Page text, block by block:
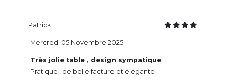
Patrick
Très jolie table , design sympatique
Pratique , de belle facture et élégante
Mercredi 05 Novembre 2025